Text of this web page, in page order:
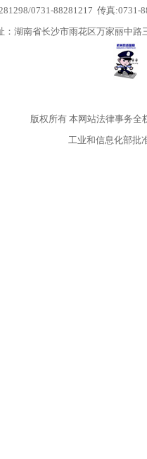
0731-88281217 传真:0731-
：湖南省长沙市雨花区万家丽中
版权所有本网站法律事务全
工业和信息化部批